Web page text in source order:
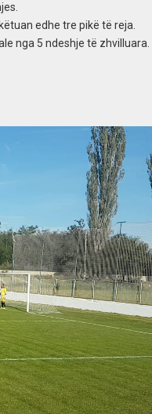
edhe tre pikë të reja.
nga 5 ndeshje të zhvilluara.